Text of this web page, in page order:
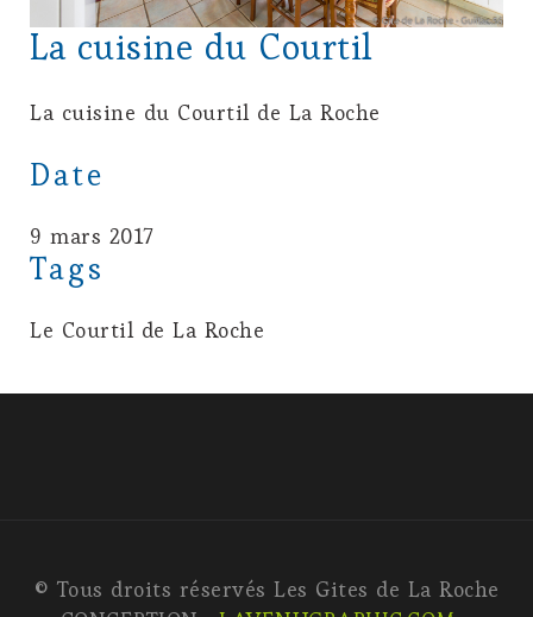
La cuisine du Courtil
La cuisine du Courtil de La Roche
Date
9 mars 2017
Tags
Le Courtil de La Roche
© Tous droits réservés Les Gites de La Roche